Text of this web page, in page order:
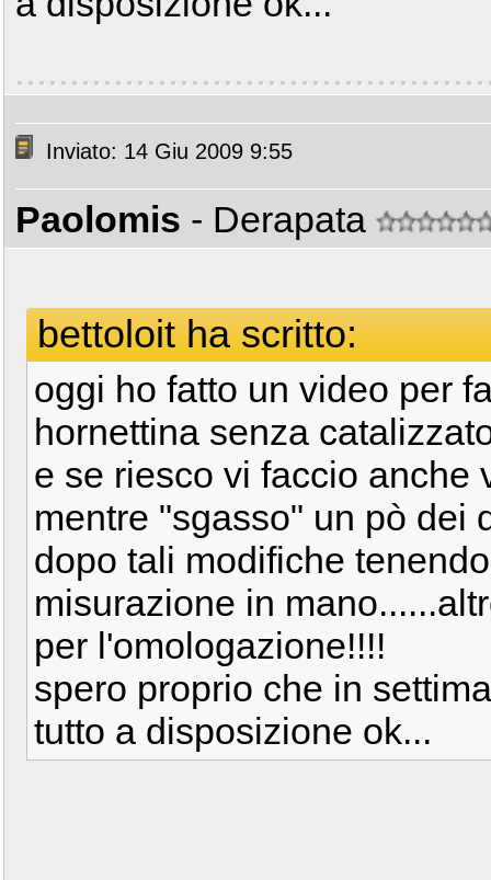
Inviato: 14 Giu 2009 9:55
Paolomis - Derapata
bettoloit ha scritto:
oggi ho fatto un video per
hornettina senza
e se riesco vi faccio anche
mentre "sgasso" un pò dei
dopo tali modifiche
misurazione in
per l'omologazione!!!!
spero proprio che in
tutto a disposizione ok...